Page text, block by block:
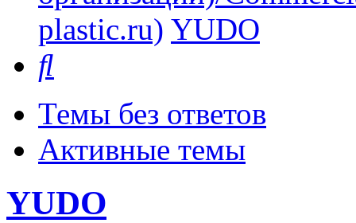
plastic.ru) YUDO
Темы без ответов
Активные темы
YUDO